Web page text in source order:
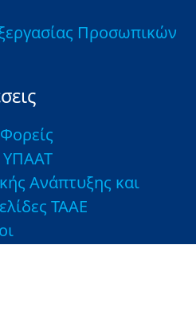
Προσωπικών
ΥΠΑΑΤ
Ανάπτυξης και
ΤΑΑΕ